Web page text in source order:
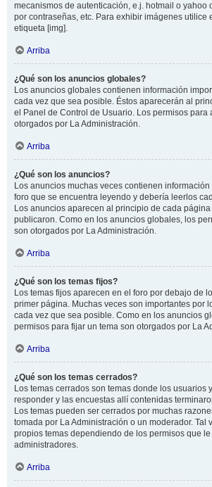
mecanismos de autenticación, e.j. hotmail o yahoo
por contraseñas, etc. Para exhibir imágenes utilice
etiqueta [img].
Arriba
¿Qué son los anuncios globales?
Los anuncios globales contienen información
cada vez que sea posible. Éstos aparecerán al
el Panel de Control de Usuario. Los permisos para
otorgados por La Administración.
Arriba
¿Qué son los anuncios?
Los anuncios muchas veces contienen información
foro que se encuentra leyendo y debería leerlos
Los anuncios aparecen al principio de cada
publicaron. Como en los anuncios globales, los
son otorgados por La Administración.
Arriba
¿Qué son los temas fijos?
Los temas fijos aparecen en el foro por debajo de
primer página. Muchas veces son importantes por
cada vez que sea posible. Como en los anuncios
permisos para fijar un tema son otorgados por La
Arriba
¿Qué son los temas cerrados?
Los temas cerrados son temas donde los usuarios
responder y las encuestas allí contenidas
Los temas pueden ser cerrados por muchas
tomada por La Administración o un moderador. Tal
propios temas dependiendo de los permisos que
administradores.
Arriba